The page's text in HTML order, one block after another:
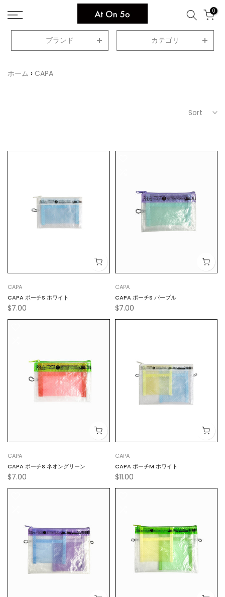
Skip
to
content
0
ブランド カテゴリ
ホーム CAPA
Sort
CAPA
CAPA ポーチS ホワイト
$7.00
CAPA
CAPA ポーチS パープル
$7.00
CAPA
CAPA ポーチS ネオングリーン
$7.00
CAPA
CAPA ポーチM ホワイト
$11.00